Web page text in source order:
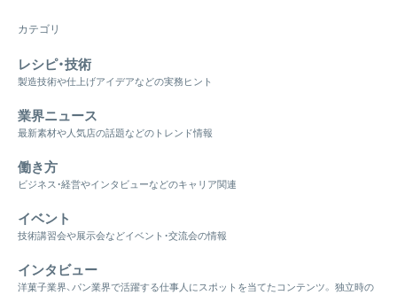
カテゴリ
レシピ・技術
製造技術や仕上げアイデアなどの実務ヒント
業界ニュース
最新素材や人気店の話題などのトレンド情報
働き方
ビジネス・経営やインタビューなどのキャリア関連
イベント
技術講習会や展示会などイベント・交流会の情報
インタビュー
洋菓子業界、パン業界で活躍する仕事人にスポットを当てたコンテンツ。 独立時の